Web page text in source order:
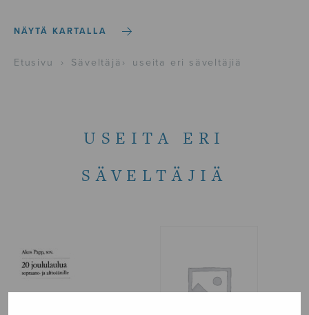
NÄYTÄ KARTALLA
Etusivu › Säveltäjä › useita eri säveltäjiä
USEITA ERI
SÄVELTÄJIÄ